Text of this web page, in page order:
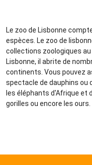
Le zoo de Lisbonne
espèces. Le zoo de
collections zoologiques au
Lisbonne, il abrite de
continents. Vous pouvez
spectacle de dauphins ou
les éléphants d'Afrique et
gorilles ou encore les ours.